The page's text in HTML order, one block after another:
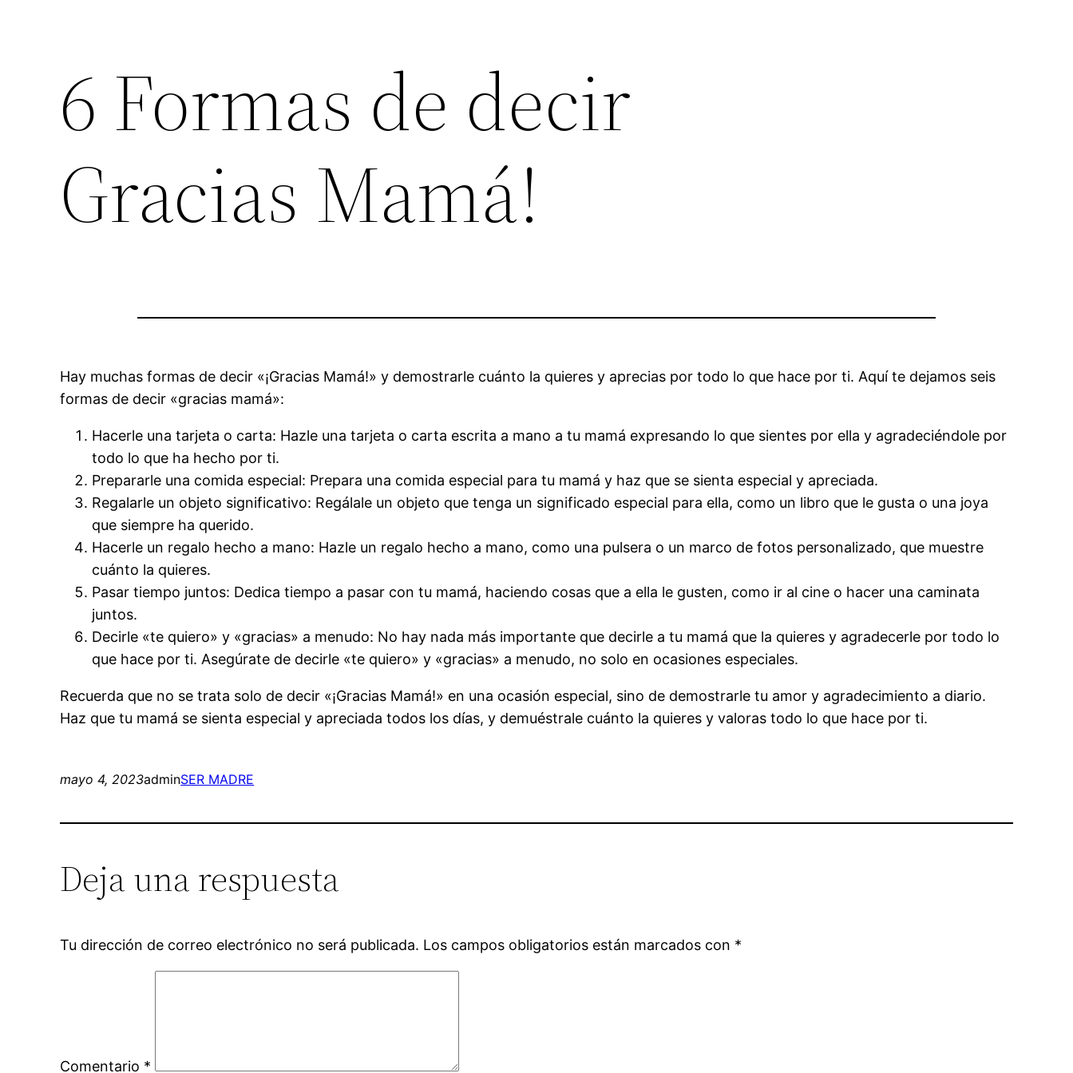
6 Formas de decir
Gracias Mamá!
Hay muchas formas de decir «¡Gracias Mamá!» y demostrarle cuánto la quieres y aprecias por todo lo que hace por ti. Aquí te dejamos seis
formas de decir «gracias mamá»:
Hacerle una tarjeta o carta: Hazle una tarjeta o carta escrita a mano a tu mamá expresando lo que sientes por ella y agradeciéndole por
todo lo que ha hecho por ti.
Prepararle una comida especial: Prepara una comida especial para tu mamá y haz que se sienta especial y apreciada.
Regalarle un objeto significativo: Regálale un objeto que tenga un significado especial para ella, como un libro que le gusta o una joya
que siempre ha querido.
Hacerle un regalo hecho a mano: Hazle un regalo hecho a mano, como una pulsera o un marco de fotos personalizado, que muestre
cuánto la quieres.
Pasar tiempo juntos: Dedica tiempo a pasar con tu mamá, haciendo cosas que a ella le gusten, como ir al cine o hacer una caminata
juntos.
Decirle «te quiero» y «gracias» a menudo: No hay nada más importante que decirle a tu mamá que la quieres y agradecerle por todo lo
que hace por ti. Asegúrate de decirle «te quiero» y «gracias» a menudo, no solo en ocasiones especiales.
Recuerda que no se trata solo de decir «¡Gracias Mamá!» en una ocasión especial, sino de demostrarle tu amor y agradecimiento a diario.
Haz que tu mamá se sienta especial y apreciada todos los días, y demuéstrale cuánto la quieres y valoras todo lo que hace por ti.
mayo 4, 2023adminSER MADRE
Deja una respuesta
Tu dirección de correo electrónico no será publicada. Los campos obligatorios están marcados con *
Comentario *